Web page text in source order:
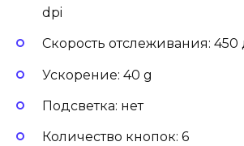
dpi
Скорость отслеживания:
Ускорение: 40 g
Подсветка: нет
Количество кнопок: 6